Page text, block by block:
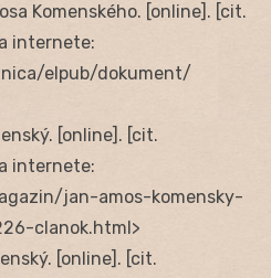
Komenského. [online]. [cit.
internete:
elpub/dokument/
[online]. [cit.
internete:
jan-amos-komensky-
clanok.html‎>
[online]. [cit.